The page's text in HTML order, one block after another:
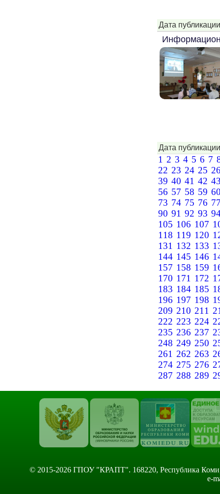
Дата
Дата
1 2 3 4 5 6 7
22 23 24 25
39 40 41 42
56 57 58 59
73 74 75 76
90 91 92 93
105 106 107
118 119 120
131 132 133
144 145 146
157 158 159
170 171 172
183 184 185
196 197 198
209 210 211
222 223 224
235 236 237
248 249 250
261 262 263
274 275 276
287 288 289
© 2015-2026 ГПОУ "КРАПТ". 168220, Республика Коми,
e-